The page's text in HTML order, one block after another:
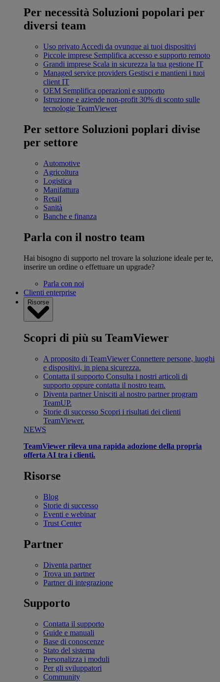
Per necessità Soluzioni popolari per
diversi team
Uso privato Accedi da ovunque ai tuoi dispositivi
Piccole imprese Semplifica accesso e supporto remoto
Grandi imprese Scala in sicurezza la tua gestione IT
Managed service providers Gestisci e mantieni i tuoi
client IT
OEM Semplifica operazioni e supporto
Istruzione e aziende non-profit 30% di sconto sulle
tecnologie TeamViewer
Per settore Soluzioni poplari divise
per settore
Automotive
Agricoltura
Logistica
Manifattura
Retail
Sanità
Banche e finanza
Parla con il nostro team
Hai bisogno di supporto nel trovare la soluzione ideale per te,
inserire un ordine o effettuare un upgrade?
Parla con noi
Clienti enterprise
Risorse
Scopri di più su TeamViewer
A proposito di TeamViewer Connettere persone, luoghi
e dispositivi, in piena sicurezza.
Contatta il supporto Consulta i nostri articoli di
supporto oppure contatta il nostro team.
Diventa partner Unisciti al nostro partner program
TeamUP.
Storie di successo Scopri i risultati dei clienti
TeamViewer.
NEWS
TeamViewer rileva una rapida adozione della propria
offerta AI tra i clienti.
Risorse
Blog
Storie di successo
Eventi e webinar
Trust Center
Partner
Diventa partner
Trova un partner
Partner di integrazione
Supporto
Contatta il supporto
Guide e manuali
Base di conoscenze
Stato del sistema
Personalizza i moduli
Per gli sviluppatori
Community